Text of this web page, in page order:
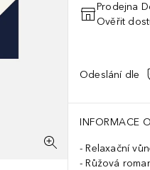
Prodejna
Ověřit
Odeslání dle
INFORMACE
Relaxační
Růžová